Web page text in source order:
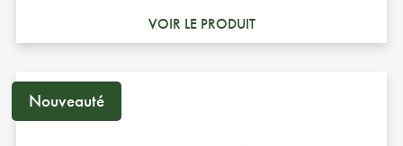
VOIR LE PRODUIT
Nouveauté